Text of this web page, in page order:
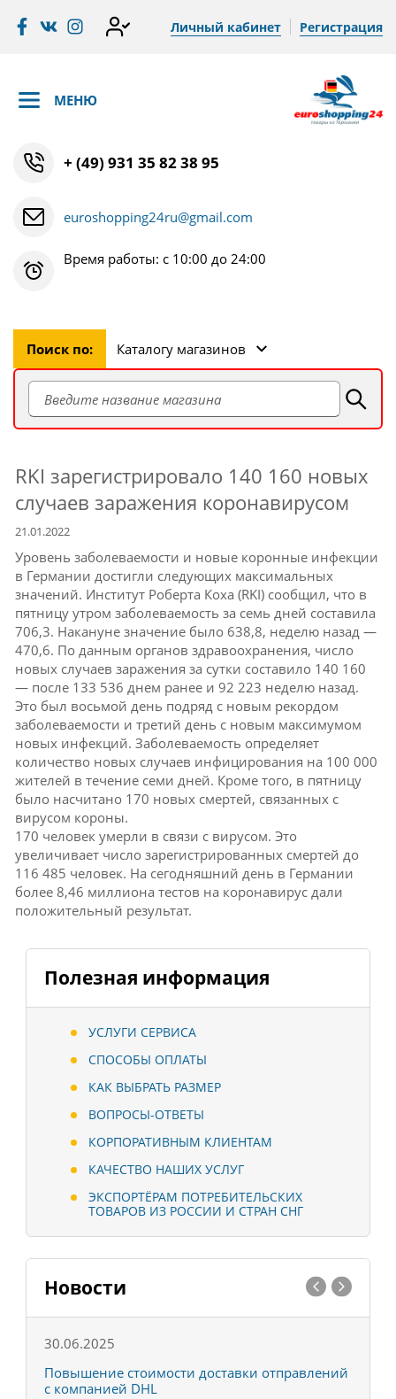
Личный кабинет Регистрация
МЕНЮ
+ (49) 931 35 82 38 95
euroshopping24ru@gmail.com
Время работы: с 10:00 до 24:00
Поиск по: Каталогу магазинов
Полезная информация
УСЛУГИ СЕРВИСА
СПОСОБЫ ОПЛАТЫ
КАК ВЫБРАТЬ РАЗМЕР
ВОПРОСЫ-ОТВЕТЫ
КОРПОРАТИВНЫМ КЛИЕНТАМ
КАЧЕСТВО НАШИХ УСЛУГ
ЭКСПОРТЁРАМ ПОТРЕБИТЕЛЬСКИХ
ТОВАРОВ ИЗ РОССИИ И СТРАН СНГ
Новости
30.06.2025
Повышение стоимости доставки отправлений
с компанией DHL
RKI зарегистрировало 140 160 новых
случаев заражения коронавирусом
21.01.2022
Уровень заболеваемости и новые коронные инфекции
в Германии достигли следующих максимальных
значений. Институт Роберта Коха (RKI) сообщил, что в
пятницу утром заболеваемость за семь дней составила
706,3. Накануне значение было 638,8, неделю назад —
470,6. По данным органов здравоохранения, число
новых случаев заражения за сутки составило 140 160
— после 133 536 днем ​​ранее и 92 223 неделю назад.
Это был восьмой день подряд с новым рекордом
заболеваемости и третий день с новым максимумом
новых инфекций. Заболеваемость определяет
количество новых случаев инфицирования на 100 000
жителей в течение семи дней. Кроме того, в пятницу
было насчитано 170 новых смертей, связанных с
вирусом короны.
170 человек умерли в связи с вирусом. Это
увеличивает число зарегистрированных смертей до
116 485 человек. На сегодняшний день в Германии
более 8,46 миллиона тестов на коронавирус дали
положительный результат.